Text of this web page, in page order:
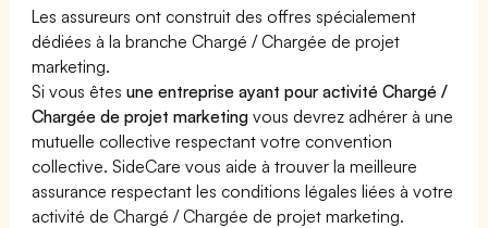
Les assureurs ont construit des offres spécialement
dédiées à la branche Chargé / Chargée de projet
marketing.
Si vous êtesune entreprise ayant pour activité Chargé /
Chargée de projet marketing vous devrez adhérer à une
mutuelle collective respectant votre convention
collective. SideCare vous aide à trouver la meilleure
assurance respectant les conditions légales liées à votre
activité de Chargé / Chargée de projet marketing.